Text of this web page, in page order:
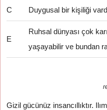
C Duygusal bir kişiliği
E
Ruhsal dünyası çok
yaşayabilir ve bundan
Gizil gücünüz insancıllıktır.